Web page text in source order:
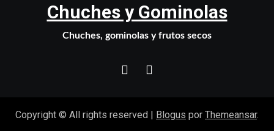
Chuches y Gominolas
Chuches, gominolas y frutos secos
Copyright © All rights reserved | Blogus por Themeansar.